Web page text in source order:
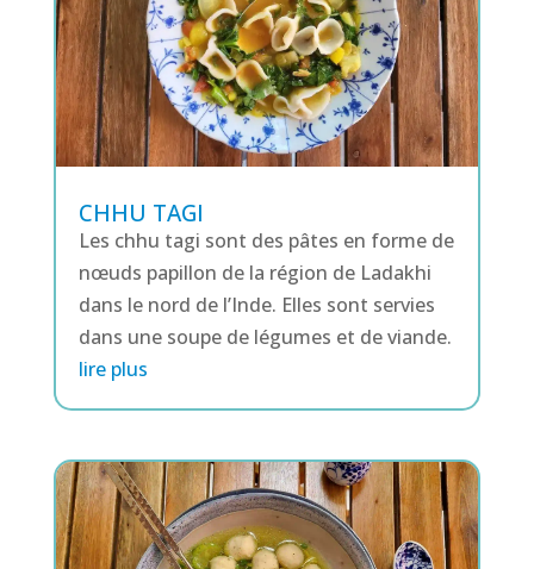
CHHU TAGI
Les chhu tagi sont des pâtes en forme de
nœuds papillon de la région de Ladakhi
dans le nord de l’Inde. Elles sont servies
dans une soupe de légumes et de viande.
lire plus